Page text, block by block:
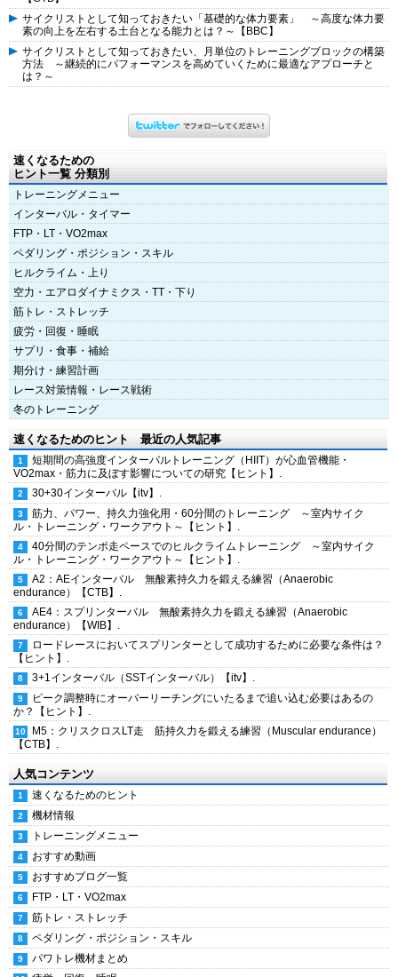
サイクリストとして知っておきたい「基礎的な体力要素」 ～高度な体力要
素の向上を左右する土台となる能力とは？～【BBC】
サイクリストとして知っておきたい、月単位のトレーニングブロックの構築
方法 ～継続的にパフォーマンスを高めていくために最適なアプローチと
は？～
速くなるための
ヒント一覧 分類別
トレーニングメニュー
インターバル・タイマー
FTP・LT・VO2max
ペダリング・ポジション・スキル
ヒルクライム・上り
空力・エアロダイナミクス・TT・下り
筋トレ・ストレッチ
疲労・回復・睡眠
サプリ・食事・補給
期分け・練習計画
レース対策情報・レース戦術
冬のトレーニング
速くなるためのヒント 最近の人気記事
短期間の高強度インターバルトレーニング（HIIT）が心血管機能・
VO2max・筋力に及ぼす影響についての研究【ヒント】.
30+30インターバル【itv】.
筋力、パワー、持久力強化用・60分間のトレーニング ～室内サイク
ル・トレーニング・ワークアウト～【ヒント】.
40分間のテンポ走ペースでのヒルクライムトレーニング ～室内サイク
ル・トレーニング・ワークアウト～【ヒント】.
A2：AEインターバル 無酸素持久力を鍛える練習（Anaerobic
endurance）【CTB】.
AE4：スプリンターバル 無酸素持久力を鍛える練習（Anaerobic
endurance）【WIB】.
ロードレースにおいてスプリンターとして成功するために必要な条件は？
【ヒント】.
3+1インターバル（SSTインターバル）【itv】.
ピーク調整時にオーバーリーチングにいたるまで追い込む必要はあるの
か？【ヒント】.
M5：クリスクロスLT走 筋持久力を鍛える練習（Muscular endurance）
【CTB】.
人気コンテンツ
速くなるためのヒント
機材情報
トレーニングメニュー
おすすめ動画
おすすめブログ一覧
FTP・LT・VO2max
筋トレ・ストレッチ
ペダリング・ポジション・スキル
パワトレ機材まとめ